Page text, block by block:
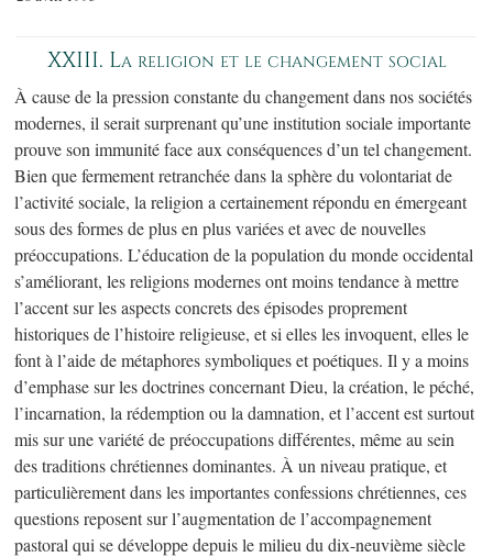
XXIII. La religion et le changement social
À cause de la pression constante du changement dans nos sociétés
modernes, il serait surprenant qu’une institution sociale importante
prouve son immunité face aux conséquences d’un tel changement.
Bien que fermement retranchée dans la sphère du volontariat de
l’activité sociale, la religion a certainement répondu en émergeant
sous des formes de plus en plus variées et avec de nouvelles
préoccupations. L’éducation de la population du monde occidental
s’améliorant, les religions modernes ont moins tendance à mettre
l’accent sur les aspects concrets des épisodes proprement
historiques de l’histoire religieuse, et si elles les invoquent, elles le
font à l’aide de métaphores symboliques et poétiques. Il y a moins
d’emphase sur les doctrines concernant Dieu, la création, le péché,
l’incarnation, la rédemption ou la damnation, et l’accent est surtout
mis sur une variété de préoccupations différentes, même au sein
des traditions chrétiennes dominantes. À un niveau pratique, et
particulièrement dans les importantes confessions chrétiennes, ces
questions reposent sur l’augmentation de l’accompagnement
pastoral qui se développe depuis le milieu du dix-neuvième siècle